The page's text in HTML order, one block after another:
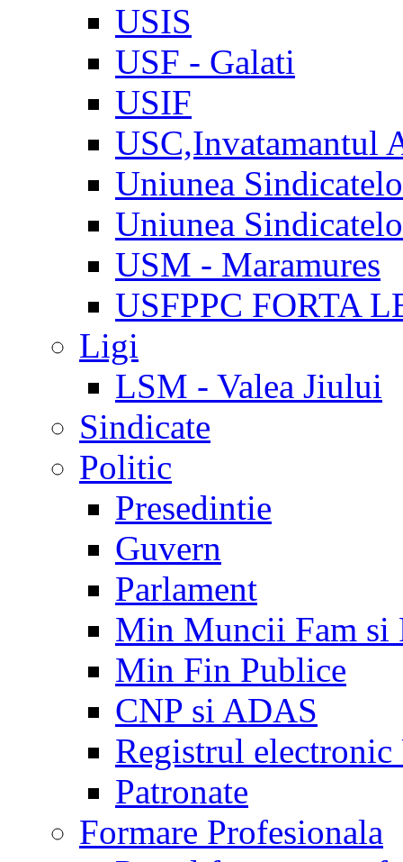
USIS
USF - Galati
USIF
USC,Invatamantul
Uniunea
Uniunea
USM - Maramures
USFPPC FORTA
Ligi
LSM - Valea Jiului
Sindicate
Politic
Presedintie
Guvern
Parlament
Min Muncii Fam si
Min Fin Publice
CNP si ADAS
Registrul electronic
Patronate
Formare Profesionala